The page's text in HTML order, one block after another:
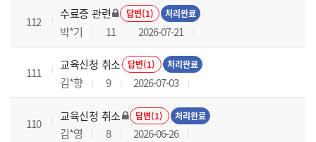
112
수료증 관련 답변(1) 처리완료
박*기 11 2026-07-21
111
교육신청 취소 답변(1) 처리완료
김*향 9 2026-07-03
110
교육신청 취소 답변(1) 처리완료
김*영 8 2026-06-26